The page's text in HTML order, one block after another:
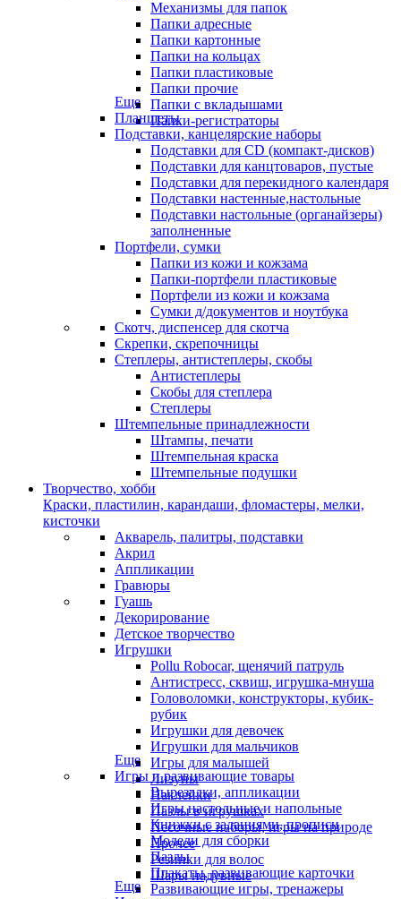
Механизмы для папок
Папки адресные
Папки картонные
Папки на кольцах
Папки пластиковые
Папки прочие
Папки с вкладышами
Папки-регистраторы
Еще
Планшеты
Подставки, канцелярские наборы
Подставки для CD (компакт-дисков)
Подставки для канцтоваров, пустые
Подставки для перекидного календаря
Подставки настенные,настольные
Подставки настольные (органайзеры)
заполненные
Портфели, сумки
Папки из кожи и кожзама
Папки-портфели пластиковые
Портфели из кожи и кожзама
Сумки д/документов и ноутбука
Скотч, диспенсер для скотча
Скрепки, скрепочницы
Степлеры, антистеплеры, скобы
Антистеплеры
Скобы для степлера
Степлеры
Штемпельные принадлежности
Штампы, печати
Штемпельная краска
Штемпельные подушки
Творчество, хобби
Краски, пластилин, карандаши, фломастеры, мелки,
кисточки
Акварель, палитры, подставки
Акрил
Аппликации
Гравюры
Гуашь
Декорирование
Детское творчество
Игрушки
Pollu Robocar, щенячий патруль
Антистресс, сквиш, игрушка-мнуша
Головоломки, конструкторы, кубик-
рубик
Игрушки для девочек
Игрушки для мальчиков
Игры для малышей
Лизуны
Наклейки
Пазлы в игрушках
Песочные наборы, игры на природе
Прочее
Резинки для волос
Шары надувные
Еще
Игры и развивающие товары
Вырезалки, аппликации
Игры настольные и напольные
Книжки с заданиями, прописи
Модели для сборки
Пазлы
Плакаты, развивающие карточки
Развивающие игры, тренажеры
Еще